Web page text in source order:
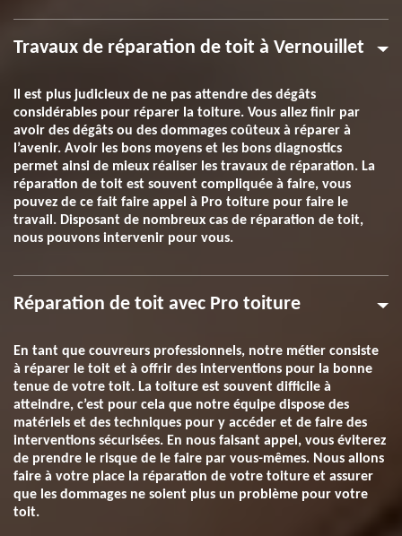
Travaux de réparation de toit à Vernouillet
Il est plus judicieux de ne pas attendre des dégâts
considérables pour réparer la toiture. Vous allez finir par
avoir des dégâts ou des dommages coûteux à réparer à
l’avenir. Avoir les bons moyens et les bons diagnostics
permet ainsi de mieux réaliser les travaux de réparation. La
réparation de toit est souvent compliquée à faire, vous
pouvez de ce fait faire appel à Pro toiture pour faire le
travail. Disposant de nombreux cas de réparation de toit,
nous pouvons intervenir pour vous.
Réparation de toit avec Pro toiture
En tant que couvreurs professionnels, notre métier consiste
à réparer le toit et à offrir des interventions pour la bonne
tenue de votre toit. La toiture est souvent difficile à
atteindre, c’est pour cela que notre équipe dispose des
matériels et des techniques pour y accéder et de faire des
interventions sécurisées. En nous faisant appel, vous éviterez
de prendre le risque de le faire par vous-mêmes. Nous allons
faire à votre place la réparation de votre toiture et assurer
que les dommages ne soient plus un problème pour votre
toit.